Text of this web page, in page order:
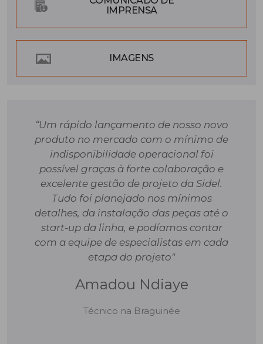
IMPRENSA
IMAGENS
“Um rápido lançamento de nosso novo
produto no mercado com o mínimo de
indisponibilidade operacional foi
possível graças à forte colaboração e
excelente gestão de projeto da Sidel.
Tudo foi planejado nos mínimos
detalhes, da instalação das peças até o
start-up da linha, e podíamos contar
com a equipe de especialistas em cada
etapa do projeto"
Amadou Ndiaye
Técnico na Braguinée